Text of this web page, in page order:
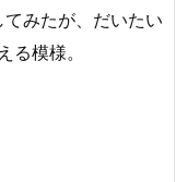
みたが、だいたい
模様。